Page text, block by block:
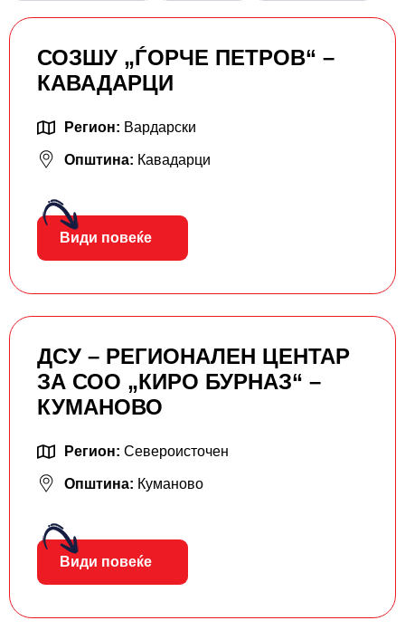
СОЗШУ „ЃОРЧЕ ПЕТРОВ“ –
КАВАДАРЦИ
Регион: Вардарски
Општина: Кавадарци
Види повеќе
ДСУ – РЕГИОНАЛЕН ЦЕНТАР
ЗА СОО „КИРО БУРНАЗ“ –
КУМАНОВО
Регион: Североисточен
Општина: Куманово
Види повеќе